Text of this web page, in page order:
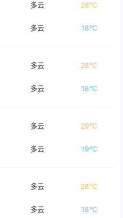
多云 28℃
多云 18℃
多云 28℃
多云 18℃
多云 29℃
多云 19℃
多云 28℃
多云 18℃